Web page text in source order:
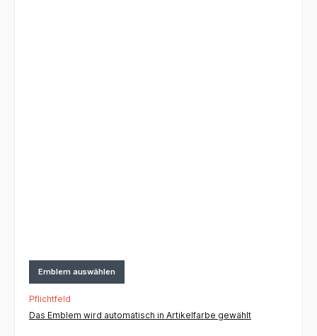
Emblem auswählen
Pflichtfeld
Das Emblem wird automatisch in Artikelfarbe gewählt